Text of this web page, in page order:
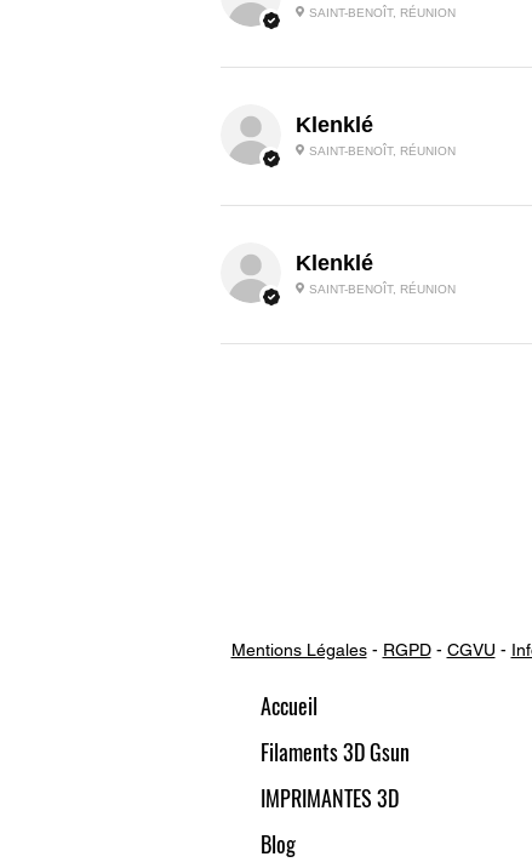
SAINT-BENOÎT, RÉUNION
Klenklé
SAINT-BENOÎT, RÉUNION
Klenklé
SAINT-BENOÎT, RÉUNION
Mentions Légales- RGPD- CGVU -
Accueil
Filaments 3D Gsun
IMPRIMANTES 3D
Blog